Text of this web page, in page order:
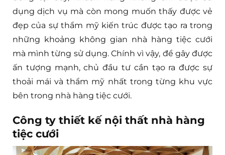
dụng dịch vụ mà còn mong muốn thấy được vẻ
đẹp của sự thẩm mỹ kiến trúc được tạo ra trong
những khoảng không gian nhà hàng tiệc cưới
mà mình từng sử dụng. Chính vì vậy, để gây được
ấn tượng mạnh, chủ đầu tư cần tạo ra được sự
thoải mái và thẩm mỹ nhất trong từng khu vực
bên trong nhà hàng tiệc cưới.
Công ty thiết kế nội thất nhà hàng
tiệc cưới